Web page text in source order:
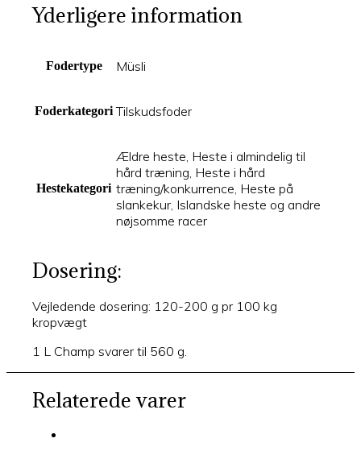
Yderligere information
Fodertype Müsli
Foderkategori Tilskudsfoder
Hestekategori
Ældre heste, Heste i almindelig til
hård træning, Heste i hård
træning/konkurrence, Heste på
slankekur, Islandske heste og andre
nøjsomme racer
Dosering:
Vejledende dosering: 120-200 g pr 100 kg
kropvægt
1 L Champ svarer til 560 g.
Relaterede varer